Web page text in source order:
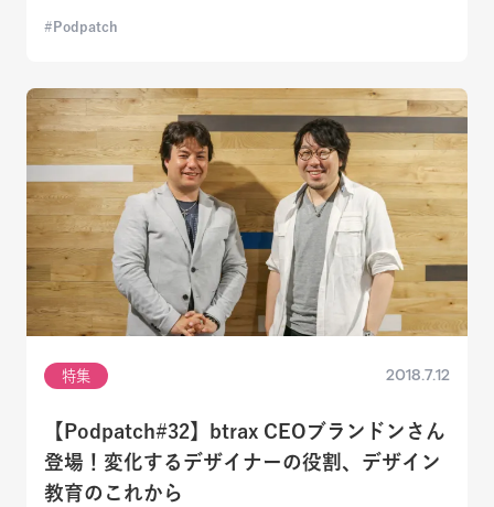
Podpatch
特集 2018.7.12
【Podpatch#32】btrax CEOブランドンさん
登場！変化するデザイナーの役割、デザイン
教育のこれから